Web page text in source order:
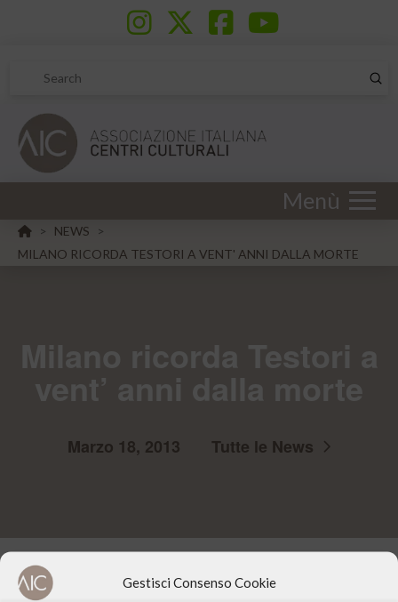
Gestisci Consenso Cookie
Search
Menù
HOME
> NEWS
>
MILANO RICORDA TESTORI A VENT' ANNI DALLA MORTE
Marzo 18, 2013 Tutte le News